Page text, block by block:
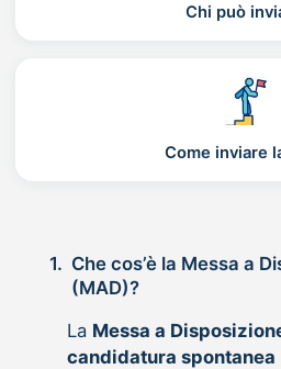
Chi può
Come inviare
1. Che cos’è la Messa a Disposizione
(MAD)?
La Messa a
candidatura spontanea